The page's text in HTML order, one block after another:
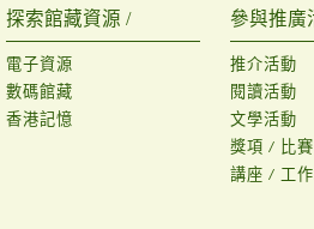
探索館藏資源 /
電子資源
數碼館藏
香港記憶
參與推廣
推介活動
閱讀活動
文學活動
獎項 / 比賽
講座 / 工